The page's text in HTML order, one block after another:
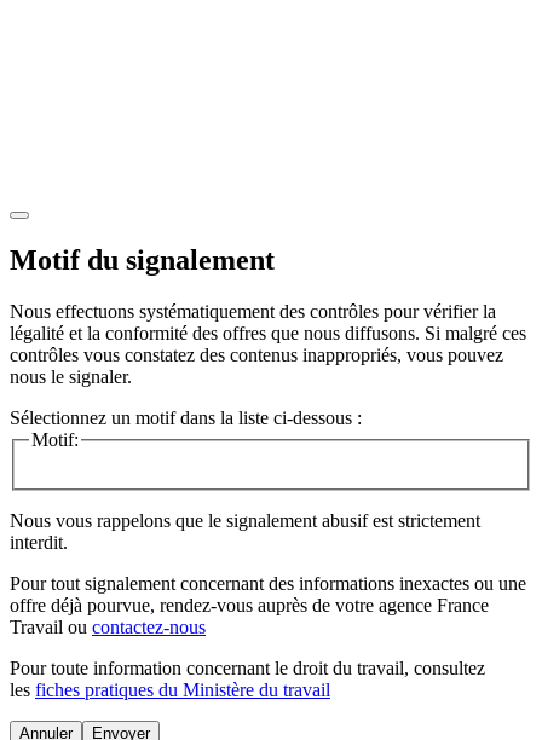
Motif du signalement
Nous effectuons systématiquement des contrôles pour vérifier la
légalité et la conformité des offres que nous diffusons. Si malgré ces
contrôles vous constatez des contenus inappropriés, vous pouvez
nous le signaler.
Sélectionnez un motif dans la liste ci-dessous :
Motif:
Nous vous rappelons que le signalement abusif est strictement
interdit.
Pour tout signalement concernant des informations inexactes ou une
offre déjà pourvue, rendez-vous auprès de votre agence France
Travail ou contactez-nous
Pour toute information concernant le droit du travail, consultez
les fiches pratiques du Ministère du travail
Annuler